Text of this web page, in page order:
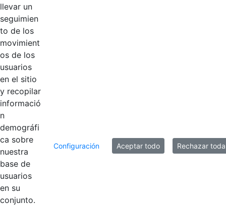
Mostrando el intervalo 1 - 10 de 10 resultados.
llevar un
seguimien
to de los
movimient
os de los
usuarios
en el sitio
y recopilar
informació
n
demográfi
ca sobre
nuestra
base de
usuarios
en su
conjunto.
Configuración Aceptar todo Rechazar